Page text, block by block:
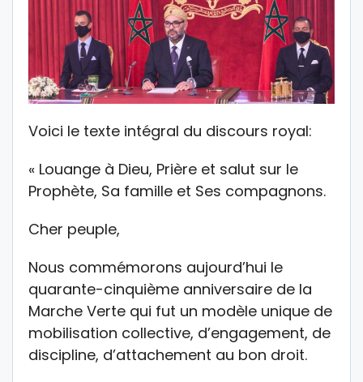
Voici le texte intégral du discours royal:
« Louange à Dieu, Prière et salut sur le
Prophète, Sa famille et Ses compagnons.
Cher peuple,
Nous commémorons aujourd’hui le
quarante-cinquième anniversaire de la
Marche Verte qui fut un modèle unique de
mobilisation collective, d’engagement, de
discipline, d’attachement au bon droit.